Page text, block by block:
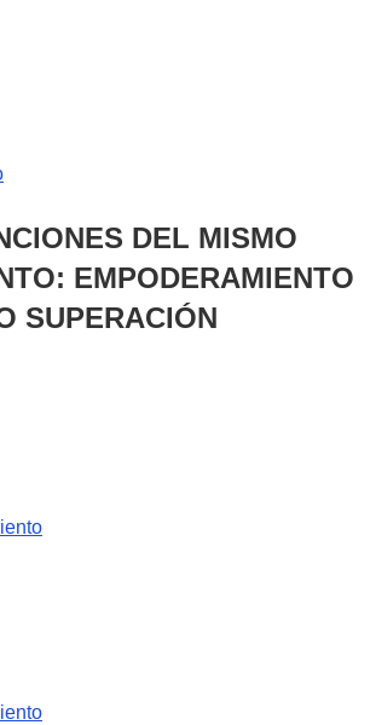
DEL MISMO
EMPODERAMIENTO
SUPERACIÓN